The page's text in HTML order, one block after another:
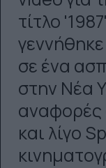
τίτλο
σε ένα
στην Νέα
αναφορές
και λίγο